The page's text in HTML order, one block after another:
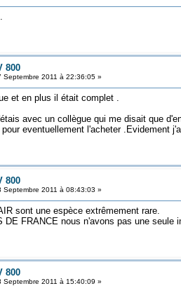
800
2011 à 22:36:05 »
et en plus il était complet .
avec un collègue qui me disait que
eventuellement l'acheter
800
2011 à 08:43:03 »
sont une espèce extrêmement rare.
DE FRANCE nous n'avons pas une seule
800
2011 à 15:40:09 »